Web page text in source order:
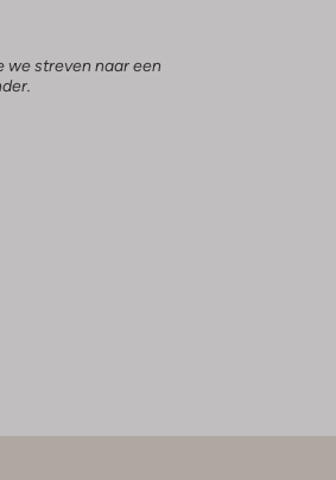
we streven naar een